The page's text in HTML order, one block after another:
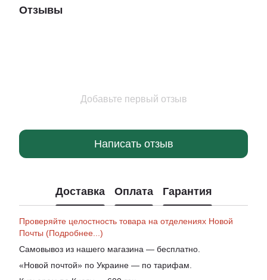
Отзывы
Добавьте первый отзыв
Написать отзыв
Доставка Оплата Гарантия
Проверяйте целостность товара на отделениях Новой
Почты (Подробнее...)
Самовывоз из нашего магазина — бесплатно.
«Новой почтой» по Украине — по тарифам.